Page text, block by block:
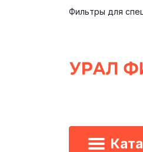
Фильтры для